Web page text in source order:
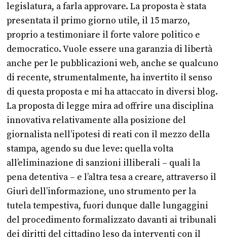
legislatura, a farla approvare. La proposta è stata
presentata il primo giorno utile, il 15 marzo,
proprio a testimoniare il forte valore politico e
democratico. Vuole essere una garanzia di libertà
anche per le pubblicazioni web, anche se qualcuno
di recente, strumentalmente, ha invertito il senso
di questa proposta e mi ha attaccato in diversi blog.
La proposta di legge mira ad offrire una disciplina
innovativa relativamente alla posizione del
giornalista nell’ipotesi di reati con il mezzo della
stampa, agendo su due leve: quella volta
all’eliminazione di sanzioni illiberali – quali la
pena detentiva – e l’altra tesa a creare, attraverso il
Giurì dell’informazione, uno strumento per la
tutela tempestiva, fuori dunque dalle lungaggini
del procedimento formalizzato davanti ai tribunali
dei diritti del cittadino leso da interventi con il